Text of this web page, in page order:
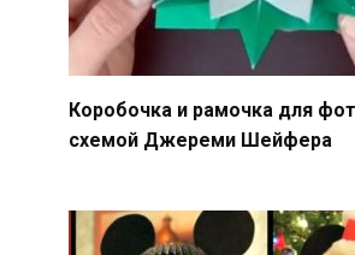
Коробочка и рамочка для
схемой Джереми Шейфера